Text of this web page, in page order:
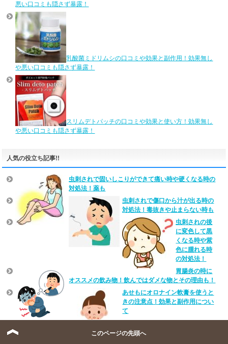
悪い口コミも隠さず暴露！
乳酸菌ミドリムシの口コミや効果と副作用！効果無し
や悪い口コミも隠さず暴露！
スリムデトパッチの口コミや効果と使い方！効果無し
や悪い口コミも隠さず暴露！
人気の役立ち記事!!
虫刺されで固いしこりができて痛い時や硬くなる時の
対処法！薬も
虫刺されで傷口から汁が出る時の
対処法！毒抜きや止まらない時も
虫刺されの後
に変色して黒
くなる時や紫
色に腫れる時
の対処法！
胃腸炎の時に
オススメの飲み物！飲んではダメな物とその理由も！
あせもにオロナイン軟膏を使うと
きの注意点！効果と副作用につい
て
このページの先頭へ